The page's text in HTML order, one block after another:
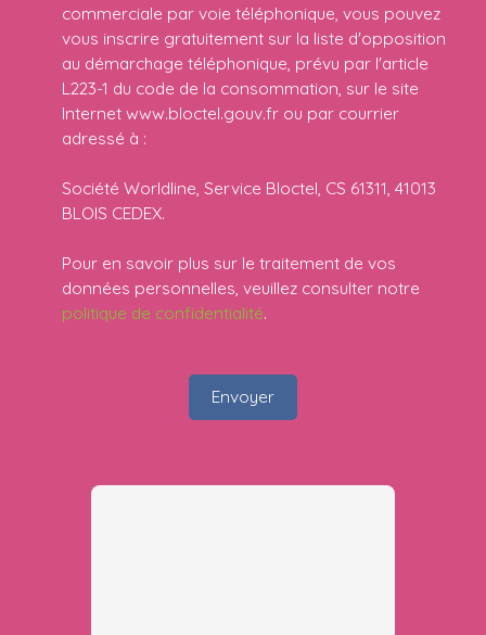
commerciale par voie téléphonique, vous pouvez
vous inscrire gratuitement sur la liste d'opposition
au démarchage téléphonique, prévu par l'article
L223-1 du code de la consommation, sur le site
Internet www.bloctel.gouv.fr ou par courrier
adressé à :
Société Worldline, Service Bloctel, CS 61311, 41013
BLOIS CEDEX.
Pour en savoir plus sur le traitement de vos
données personnelles, veuillez consulter notre
politique de confidentialité.
Envoyer